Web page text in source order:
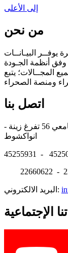
إلى الأعلى
من نحن
يوفــر البيـانــات
وفق أنظمة الجـودة
المجــالات؛ يتبع
اتصل بنا
المقر: شارع نيلسون مانيدلا - الحي الجامعي 56 تفرغ زينة -
22660622 -
البريد الالكتروني:
الإجتماعية